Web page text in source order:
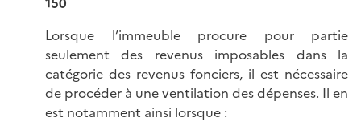
Lorsque l’immeuble procure pour partie
seulement des revenus imposables dans la
catégorie des revenus fonciers, il est nécessaire
de procéder à une ventilation des dépenses. Il en
est notamment ainsi lorsque :